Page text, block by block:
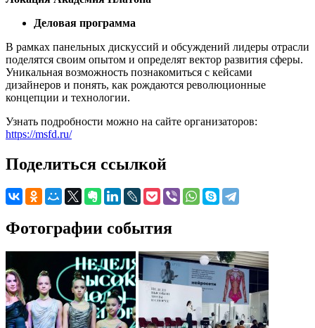
Деловая программа
В рамках панельных дискуссий и обсуждений лидеры отрасли
поделятся своим опытом и определят вектор развития сферы.
Уникальная возможность познакомиться с кейсами
дизайнеров и понять, как рождаются революционные
концепции и технологии.
Узнать подробности можно на сайте организаторов:
https://msfd.ru/
Поделиться ссылкой
Фотографии события